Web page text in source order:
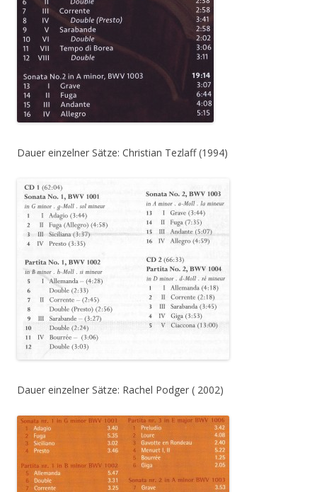
Dauer einzelner Sätze: Christian Tezlaff (1994)
Dauer einzelner Sätze: Rachel Podger ( 2002)